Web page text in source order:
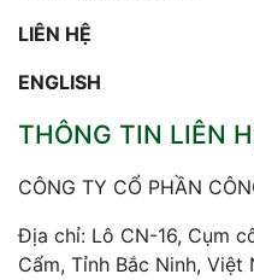
LIÊN HỆ
ENGLISH
THÔNG TIN LIÊN
CÔNG TY CỔ PHẦN
Địa chỉ: Lô CN-16, Cụm
Cẩm, Tỉnh Bắc Ninh, Việt